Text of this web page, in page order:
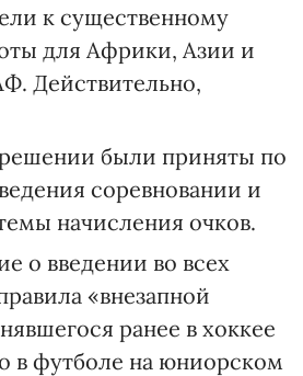
к существенному
для Африки, Азии и
Действительно,
были приняты по
соревновании и
начисления очков.
о введении во всех
«внезапной
ранее в хоккее
в футболе на юниорском